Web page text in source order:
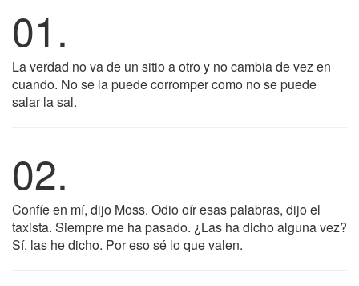
01.
La verdad no va de un sitio a otro y no cambia de vez en
cuando. No se la puede corromper como no se puede
salar la sal.
02.
Confíe en mí, dijo Moss. Odio oír esas palabras, dijo el
taxista. Siempre me ha pasado. ¿Las ha dicho alguna vez?
Sí, las he dicho. Por eso sé lo que valen.